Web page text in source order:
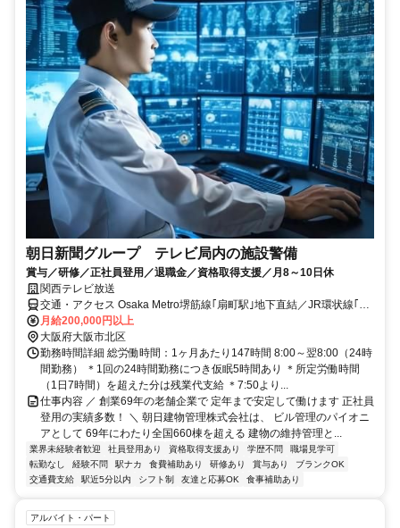
朝日新聞グループ テレビ局内の施設警備
賞与／研修／正社員登用／退職金／資格取得支援／月8～10日休
関西テレビ放送
交通・アクセス Osaka Metro堺筋線｢扇町駅｣地下直結／JR環状線｢天
満駅｣スグ／交通費支給(規定)／転居を伴う転勤なし
月給200,000円以上
大阪府大阪市北区
勤務時間詳細 総労働時間：1ヶ月あたり147時間 8:00～翌8:00（24時
間勤務） ＊1回の24時間勤務につき仮眠5時間あり ＊所定労働時間
（1日7時間）を超えた分は残業代支給 ＊7:50より...
仕事内容 ／ 創業69年の老舗企業で 定年まで安定して働けます 正社員
登用の実績多数！ ＼ 朝日建物管理株式会社は、 ビル管理のパイオニ
アとして 69年にわたり全国660棟を超える 建物の維持管理と...
業界未経験者歓迎 社員登用あり 資格取得支援あり 学歴不問
職場見学可
転勤なし
経験不問 駅ナカ 食費補助あり 研修あり 賞与あり
ブランクOK
交通費支給
駅近5分以内 シフト制 友達と応募OK 食事補助あり
アルバイト・パート